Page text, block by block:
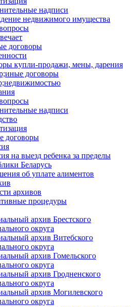
надписи
недвижимого имущества
договоры
купли-продажи, мены, дарения
договоры
надписи
договоры
на выезд ребенка за пределы
Беларусь
об уплате алиментов
архивов
процедуры
архив Брестского
округа
архив Витебского
округа
архив Гомельского
округа
архив Гродненского
округа
архив Могилевского
округа